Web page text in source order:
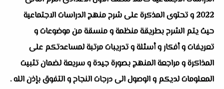
2022 و تحتوى المذكرة على شرح منهج الدراسات الاجتماعية
حيث يتم الشرح بطريقة منظمة و منسقة من موضوعات و
تعريفات و أفكار و أسئلة و تدريبات مرتبة لمساعدتكم على
المذاكرة و مراجعة المنهج بصورة جيدة و سريعة لضمان تثبيت
المعلومات لديكم و الوصول الى درجات النجاح و التفوق بإذن الله .